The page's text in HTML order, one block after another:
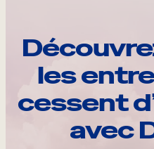
les
cessent
avec